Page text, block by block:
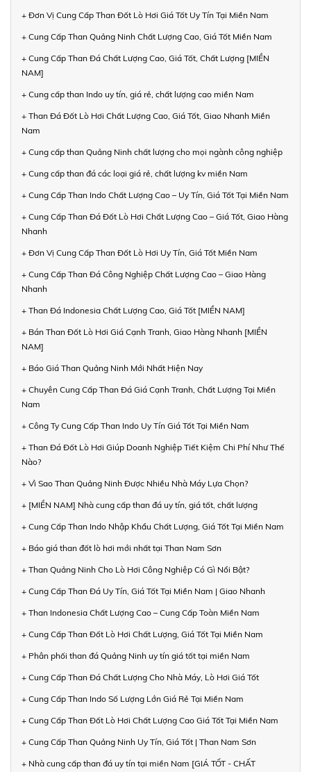
+ Đơn Vị Cung Cấp Than Đốt Lò Hơi Giá Tốt Uy Tín Tại Miền Nam
+ Cung Cấp Than Quảng Ninh Chất Lượng Cao, Giá Tốt Miền Nam
+ Cung Cấp Than Đá Chất Lượng Cao, Giá Tốt, Chất Lượng [MIỀN
NAM]
+ Cung cấp than Indo uy tín, giá rẻ, chất lượng cao miền Nam
+ Than Đá Đốt Lò Hơi Chất Lượng Cao, Giá Tốt, Giao Nhanh Miền
Nam
+ Cung cấp than Quảng Ninh chất lượng cho mọi ngành công nghiệp
+ Cung cấp than đá các loại giá rẻ, chất lượng kv miền Nam
+ Cung Cấp Than Indo Chất Lượng Cao – Uy Tín, Giá Tốt Tại Miền Nam
+ Cung Cấp Than Đá Đốt Lò Hơi Chất Lượng Cao – Giá Tốt, Giao Hàng
Nhanh
+ Đơn Vị Cung Cấp Than Đốt Lò Hơi Uy Tín, Giá Tốt Miền Nam
+ Cung Cấp Than Đá Công Nghiệp Chất Lượng Cao – Giao Hàng
Nhanh
+ Than Đá Indonesia Chất Lượng Cao, Giá Tốt [MIỀN NAM]
+ Bán Than Đốt Lò Hơi Giá Cạnh Tranh, Giao Hàng Nhanh [MIỀN
NAM]
+ Báo Giá Than Quảng Ninh Mới Nhất Hiện Nay
+ Chuyên Cung Cấp Than Đá Giá Cạnh Tranh, Chất Lượng Tại Miền
Nam
+ Công Ty Cung Cấp Than Indo Uy Tín Giá Tốt Tại Miền Nam
+ Than Đá Đốt Lò Hơi Giúp Doanh Nghiệp Tiết Kiệm Chi Phí Như Thế
Nào?
+ Vì Sao Than Quảng Ninh Được Nhiều Nhà Máy Lựa Chọn?
+ [MIỀN NAM] Nhà cung cấp than đá uy tín, giá tốt, chất lượng
+ Cung Cấp Than Indo Nhập Khẩu Chất Lượng, Giá Tốt Tại Miền Nam
+ Báo giá than đốt lò hơi mới nhất tại Than Nam Sơn
+ Than Quảng Ninh Cho Lò Hơi Công Nghiệp Có Gì Nổi Bật?
+ Cung Cấp Than Đá Uy Tín, Giá Tốt Tại Miền Nam | Giao Nhanh
+ Than Indonesia Chất Lượng Cao – Cung Cấp Toàn Miền Nam
+ Cung Cấp Than Đốt Lò Hơi Chất Lượng, Giá Tốt Tại Miền Nam
+ Phân phối than đá Quảng Ninh uy tín giá tốt tại miền Nam
+ Cung Cấp Than Đá Chất Lượng Cho Nhà Máy, Lò Hơi Giá Tốt
+ Cung Cấp Than Indo Số Lượng Lớn Giá Rẻ Tại Miền Nam
+ Cung Cấp Than Đốt Lò Hơi Chất Lượng Cao Giá Tốt Tại Miền Nam
+ Cung Cấp Than Quảng Ninh Uy Tín, Giá Tốt | Than Nam Sơn
+ Nhà cung cấp than đá uy tín tại miền Nam [GIÁ TỐT - CHẤT